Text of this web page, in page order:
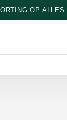
OP ALLES.